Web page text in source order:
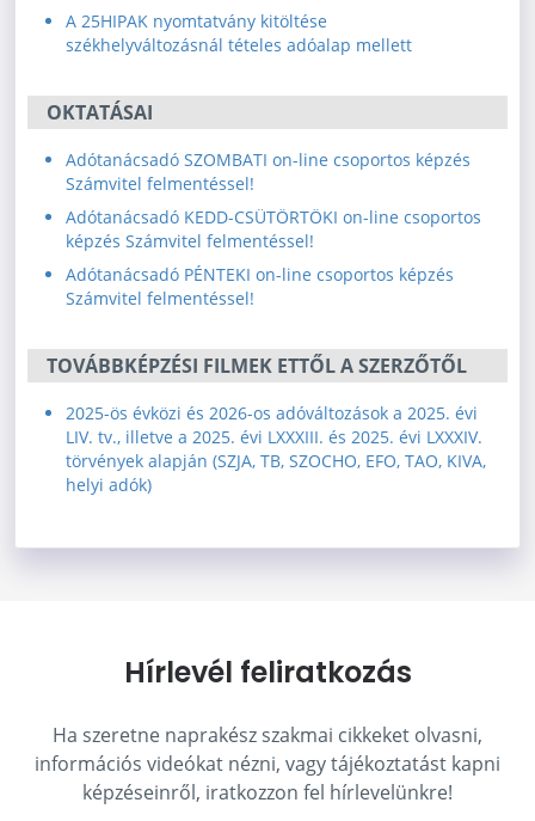
A 25HIPAK nyomtatvány kitöltése
székhelyváltozásnál tételes adóalap mellett
OKTATÁSAI
Adótanácsadó SZOMBATI on-line csoportos képzés
Számvitel felmentéssel!
Adótanácsadó KEDD-CSÜTÖRTÖKI on-line csoportos
képzés Számvitel felmentéssel!
Adótanácsadó PÉNTEKI on-line csoportos képzés
Számvitel felmentéssel!
TOVÁBBKÉPZÉSI FILMEK ETTŐL A SZERZŐTŐL
2025-ös évközi és 2026-os adóváltozások a 2025. évi
LIV. tv., illetve a 2025. évi LXXXIII. és 2025. évi LXXXIV.
törvények alapján (SZJA, TB, SZOCHO, EFO, TAO, KIVA,
helyi adók)
Hírlevél feliratkozás
Ha szeretne naprakész szakmai cikkeket olvasni,
információs videókat nézni, vagy tájékoztatást kapni
képzéseinről, iratkozzon fel hírlevelünkre!